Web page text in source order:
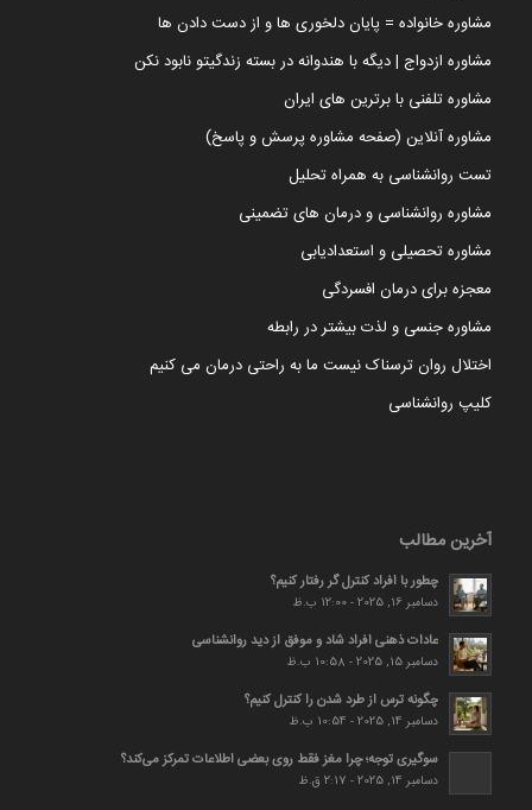
مشاوره خانواده = پایان دلخوری ها و از دست دادن ها
مشاوره ازدواج | دیگه با هندوانه در بسته زندگیتو نابود نکن
مشاوره تلفنی با برترین های ایران
مشاوره آنلاین (صفحه مشاوره پرسش و پاسخ)
تست روانشناسی به همراه تحلیل
مشاوره روانشناسی و درمان های تضمینی
مشاوره تحصیلی و استعدادیابی
معجزه برای درمان افسردگی
مشاوره جنسی و لذت بیشتر در رابطه
اختلال روان ترسناک نیست ما به راحتی درمان می کنیم
کلیپ روانشناسی
آخرین مطالب
چطور با افراد کنترل گر رفتار کنیم؟
دسامبر 16, 2025 - 12:00 ب.ظ
عادات ذهنی افراد شاد و موفق از دید روانشناسی
دسامبر 15, 2025 - 10:58 ب.ظ
چگونه ترس از طرد شدن را کنترل کنیم؟
دسامبر 14, 2025 - 10:54 ب.ظ
سوگیری توجه؛ چرا مغز فقط روی بعضی اطلاعات تمرکز می‌کند؟
دسامبر 14, 2025 - 2:17 ق.ظ